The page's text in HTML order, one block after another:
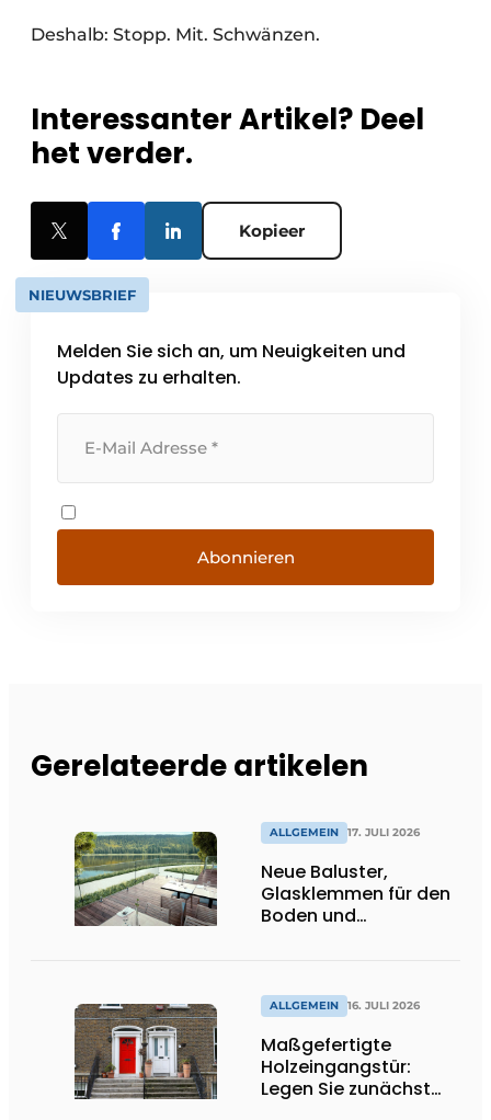
Deshalb: Stopp. Mit. Schwänzen.
Interessanter Artikel? Deel
het verder.
Kopieer
NIEUWSBRIEF
Melden Sie sich an, um Neuigkeiten und
Updates zu erhalten.
Abonnieren
Gerelateerde artikelen
ALLGEMEIN 17. JULI 2026
Neue Baluster,
Glasklemmen für den
Boden und
ALLGEMEIN 16. JULI 2026
Maßgefertigte
Holzeingangstür:
Legen Sie zunächst